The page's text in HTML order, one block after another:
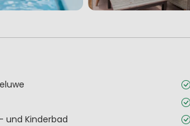
und Kinderbad